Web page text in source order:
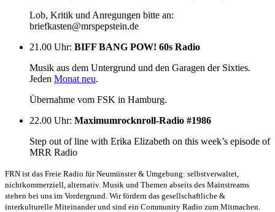
Lob, Kritik und Anregungen bitte an:
briefkasten@mrspepstein.de
21.00 Uhr: BIFF BANG POW! 60s Radio
Musik aus dem Untergrund und den Garagen der Sixties.
Jeden Monat neu.
Übernahme vom FSK in Hamburg.
22.00 Uhr: Maximumrocknroll-Radio #1986
Step out of line with Erika Elizabeth on this week’s episode of
MRR Radio
FRN ist das Freie Radio für Neumünster & Umgebung: selbstverwaltet,
nichtkommerziell, alternativ. Musik und Themen abseits des Mainstreams
stehen bei uns im Vordergrund. Wir fördern das gesellschaftliche &
interkulturelle Miteinander und sind ein Community Radio zum Mitmachen.